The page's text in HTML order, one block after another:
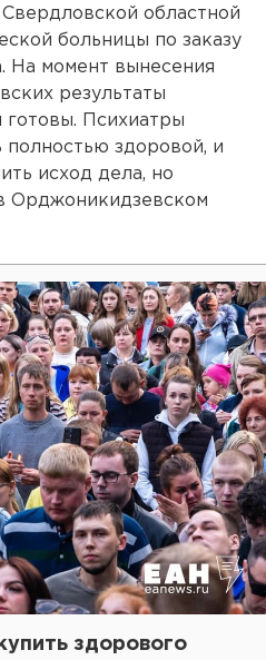
областной
больницы по заказу
На момент вынесения
результаты
Психиатры
здоровой, и
исход дела, но
Орджоникидзевском
здорового